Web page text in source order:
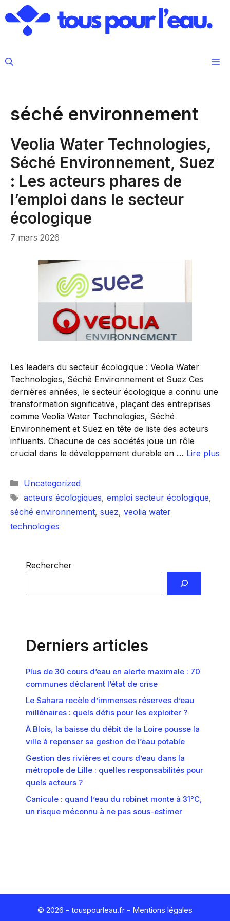
au
contenu
séché environnement
Veolia Water Technologies,
Séché Environnement, Suez
: Les acteurs phares de
l’emploi dans le secteur
écologique
7 mars 2026
Les leaders du secteur écologique : Veolia Water
Technologies, Séché Environnement et Suez Ces
dernières années, le secteur écologique a connu une
transformation significative, plaçant des entreprises
comme Veolia Water Technologies, Séché
Environnement et Suez en tête de liste des acteurs
influents. Chacune de ces sociétés joue un rôle
crucial dans le développement durable en … Lire plus
Catégories
Uncategorized
Étiquettes
acteurs écologiques, emploi secteur écologique,
séché environnement, suez, veolia water
technologies
Rechercher
Derniers articles
Plus de 30 cours d’eau en alerte maximale : 70
communes déclarent l’état de crise
Le Sahara recèle d’immenses réserves d’eau
millénaires : quels défis pour les exploiter ?
À Blois, la baisse du débit de la Loire pousse la
ville à repenser sa gestion de l’eau potable
Gestion des rivières et cours d’eau dans la
métropole de Lille : quelles responsabilités pour
quels acteurs ?
Canicule : quand l’eau du robinet monte à 31°C,
un risque méconnu à ne pas sous-estimer
© 2026 - touspourleau.fr - Mentions légales